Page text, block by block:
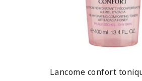
Lancome confort